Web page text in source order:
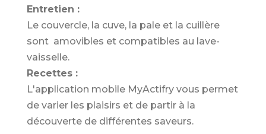
Entretien :
Le couvercle, la cuve, la pale et la cuillère
sont amovibles et compatibles au lave-
vaisselle.
Recettes :
L'application mobile MyActifry vous permet
de varier les plaisirs et de partir à la
découverte de différentes saveurs.